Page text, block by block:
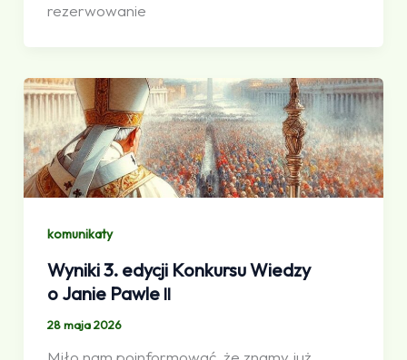
rezerwowanie
komunikaty
Wyniki 3. edycji Konkursu Wiedzy
o Janie Pawle II
28 maja 2026